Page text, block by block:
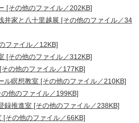
[その他のファイル／202KB]
井家と八十里越展 [その他のファイル／34
ファイル／12KB]
[その他のファイル／312KB]
の他のファイル／177KB]
ル瞑想教室 [その他のファイル／210KB]
他のファイル／199KB]
録推進室 [その他のファイル／238KB]
[その他のファイル／66KB]